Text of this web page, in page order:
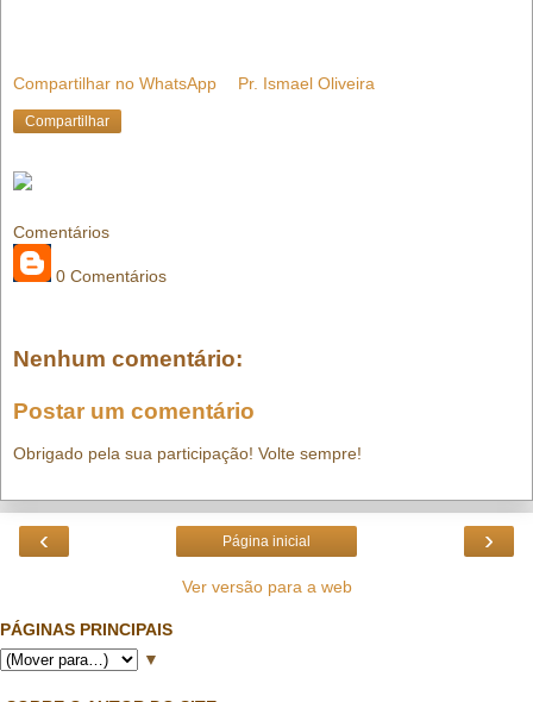
Compartilhar no WhatsApp Pr. Ismael Oliveira
Compartilhar
Comentários
0 Comentários
Nenhum comentário:
Postar um comentário
Obrigado pela sua participação! Volte sempre!
‹ ›
Página inicial
Ver versão para a web
PÁGINAS PRINCIPAIS
▼